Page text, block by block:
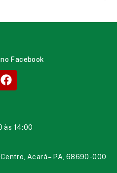
Facebook
às 14:00
Centro, Acará – PA, 68690-000